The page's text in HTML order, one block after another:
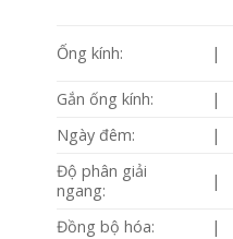
Ống kính: |
Gắn ống kính:
|
Ngày đêm:
|
Độ phân giải
ngang:
|
Đồng bộ hóa: |